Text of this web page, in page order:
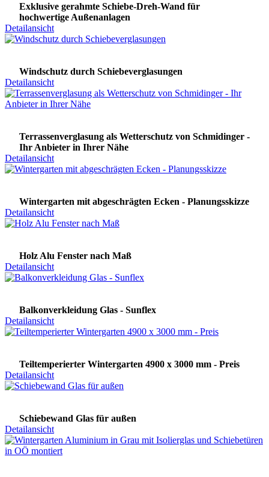
Exklusive gerahmte Schiebe-Dreh-Wand für
hochwertige Außenanlagen
Detailansicht
Windschutz durch Schiebeverglasungen
Detailansicht
Terrassenverglasung als Wetterschutz von Schmidinger -
Ihr Anbieter in Ihrer Nähe
Detailansicht
Wintergarten mit abgeschrägten Ecken - Planungsskizze
Detailansicht
Holz Alu Fenster nach Maß
Detailansicht
Balkonverkleidung Glas - Sunflex
Detailansicht
Teiltemperierter Wintergarten 4900 x 3000 mm - Preis
Detailansicht
Schiebewand Glas für außen
Detailansicht